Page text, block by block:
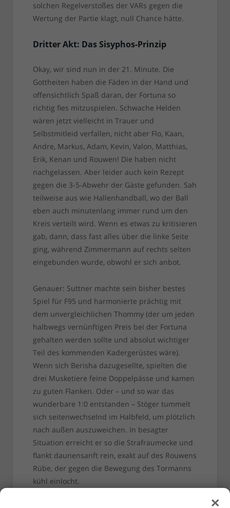
solchen Regelverstoßes der VARs gegen die
Wertung der Partie klagt, null Chance hätte.
Dritter Akt: Das Sisyphos-Prinzip
Okay, wir sind nun in der 21. Minute. Die
Gottheiten haben die Fäden in der Hand und
offensichtlich Spaß daran, der Fortuna so
richtig fies mitzuspielen. Schwache Helden
wären jetzt vielleicht in Trauer und
Selbstmitleid verfallen, nicht aber Flo, Kaan,
Andre, Markus, Adam, Kevin, Valon, Matthias,
Erik, Kenan und Rouwen! Die haben nicht
nachgelassen. Aber leider auch kein Rezept
gegen die 3-5-Abwehr der Gäste gefunden. Sah
teilweise aus wie Hallenhandball, wo der Ball
eben auch minutenlang immer rund um den
Kreis verteilt wird. Wenn es etwas zu kritisieren
gab, dann, dass fast alles über die linke Seite
ging, während Zimmermann auf rechts selten
eingebunden wurde, obwohl er sich anbot.
Genauer: Suttner machte sein bisher bestes
Spiel für F95 und harmonierte prächtig mit
dem unvergleichlichen Thommy (der um jeden
halbwegs vernünftigen Preis bei der Fortuna
gehalten werden sollte und absolut wichtiger
Teil des kommenden Kadergerüstes wäre).
Wenn sich Berisha dazugesellte, spielten die
drei Musketiere feine Doppelpässe und kamen
zu guten Flanken. Oder – und so war das
wunderbare 1:0 entstanden – Stöger tummelt
sich seitenwechselnd im Halbfeld, um plötzlich
nach außen auszuweichen. In besagter
Situation erreicht er so die Strafraumecke und
flankt daunensanft rein, exakt auf des Rouwens
Rübe, der gegen die Bewegung des Tormanns
kühl einlocht.
×